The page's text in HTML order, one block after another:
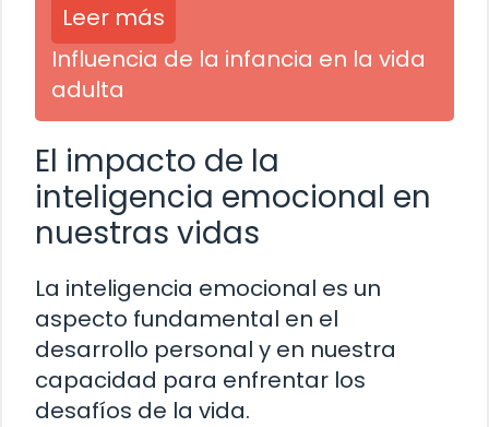
Leer más
Influencia de la infancia en la vida
adulta
El impacto de la
inteligencia emocional en
nuestras vidas
La inteligencia emocional es un
aspecto fundamental en el
desarrollo personal y en nuestra
capacidad para enfrentar los
desafíos de la vida.